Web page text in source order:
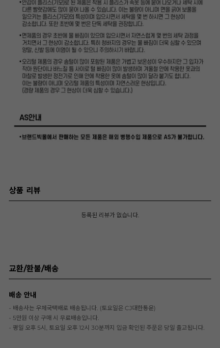
상품 리뷰
등록된 리뷰가 없습니다.
교환/환불/배송
배송 안내
- 배송사는 우체국택배로 배송됩니다. (토요일은 CJ대한통운)
- 5만원 이상 구매 시 무료배송입니다.
- 평일 오후 5시, 토요일 오후 12시 30분까지 입금 확인된 주문은 당일 출고됩니다.